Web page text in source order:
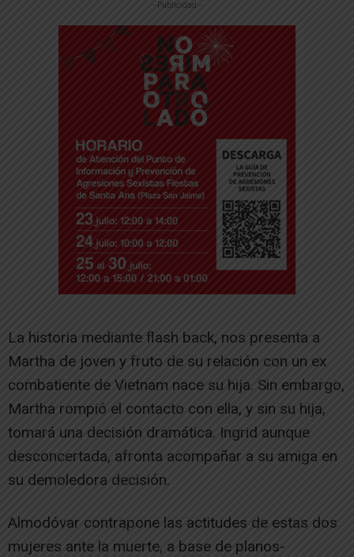
-- Publicidad --
La historia mediante flash back, nos presenta a
Martha de joven y fruto de su relación con un ex
combatiente de Vietnam nace su hija. Sin embargo,
Martha rompió el contacto con ella, y sin su hija,
tomará una decisión dramática. Ingrid aunque
desconcertada, afronta acompañar a su amiga en
su demoledora decisión.
Almodóvar contrapone las actitudes de estas dos
mujeres ante la muerte, a base de planos-